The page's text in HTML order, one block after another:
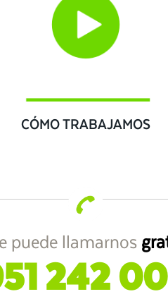
CÓMO TRABAJAMOS
puede llamarnos
242